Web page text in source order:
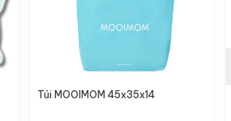
Túi MOOIMOM 45x35x14